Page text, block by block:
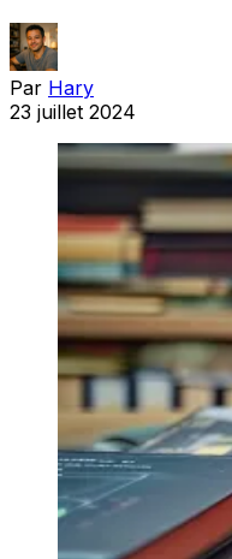
Par Hary
23 juillet 2024